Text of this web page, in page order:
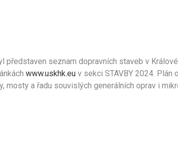
představen seznam dopravních staveb v
www.uskhk.euv sekci STAVBY 2024. Plán
mosty a řadu souvislých generálních oprav i